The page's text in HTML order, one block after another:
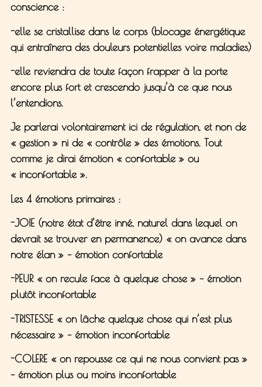
conscience :
-elle se cristallise dans le corps (blocage énergétique
qui entraînera des douleurs potentielles voire maladies)
-elle reviendra de toute façon frapper à la porte
encore plus fortet crescendo jusqu’à ce que nous
l’entendions.
Je parlerai volontairement ici de régulation, et non de
« gestion » ni de « contrôle » des émotions. Tout
comme je dirai émotion « confortable » ou
« inconfortable ».
Les 4 émotions primaires:
-JOIE (notre état d’être inné, naturel dans lequel on
devrait se trouver en permanence) « on avance dans
notre élan » – émotion confortable
-PEUR « on recule face à quelque chose » – émotion
plutôt inconfortable
-TRISTESSE « on lâche quelque chose qui n’est plus
nécessaire » – émotion inconfortable
-COLERE « on repousse ce qui ne nous convient pas »
– émotion plus ou moins inconfortable